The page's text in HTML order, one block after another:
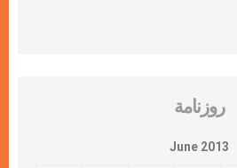
روزنامة
June 2013